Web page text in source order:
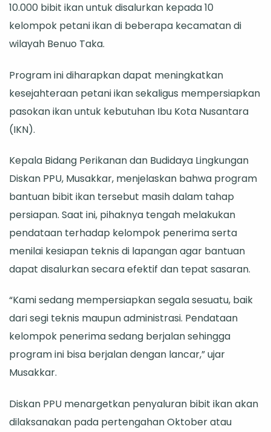
untuk
10
Dukung
Peningkatan
Ekonomi
10.000 bibit ikan untuk disalurkan kepada 10
kelompok petani ikan di beberapa kecamatan di
wilayah Benuo Taka.
Program ini diharapkan dapat meningkatkan
kesejahteraan petani ikan sekaligus mempersiapkan
pasokan ikan untuk kebutuhan Ibu Kota Nusantara
(IKN).
Kepala Bidang Perikanan dan Budidaya Lingkungan
Diskan PPU, Musakkar, menjelaskan bahwa program
bantuan bibit ikan tersebut masih dalam tahap
persiapan. Saat ini, pihaknya tengah melakukan
pendataan terhadap kelompok penerima serta
menilai kesiapan teknis di lapangan agar bantuan
dapat disalurkan secara efektif dan tepat sasaran.
“Kami sedang mempersiapkan segala sesuatu, baik
dari segi teknis maupun administrasi. Pendataan
kelompok penerima sedang berjalan sehingga
program ini bisa berjalan dengan lancar,” ujar
Musakkar.
Diskan PPU menargetkan penyaluran bibit ikan akan
dilaksanakan pada pertengahan Oktober atau